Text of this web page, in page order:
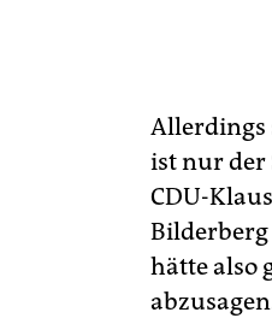
Allerdings
ist nur der
CDU-
hätte also